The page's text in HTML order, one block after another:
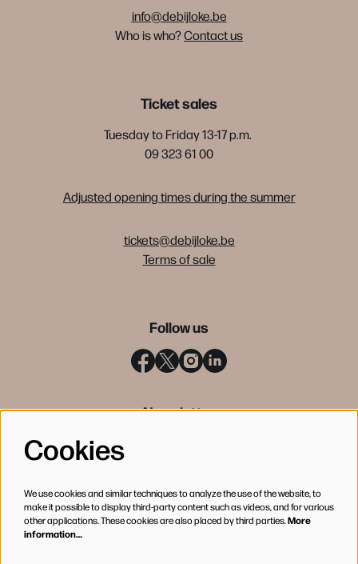
info@debijloke.be
Who is who?Contact us
Ticket sales
Tuesday to Friday 13-17 p.m.
09 323 61 00
Adjusted opening times during the summer
tickets@debijloke.be
Terms of sale
Follow us
Newsletter
Cookies
We use cookies and similar techniques to analyze the use of the website, to
make it possible to display third-party content such as videos, and for various
other applications. These cookies are also placed by third parties.More
information…